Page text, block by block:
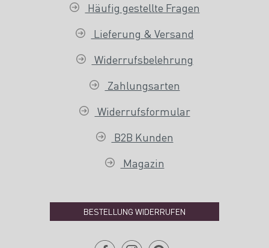
Häufig gestellte Fragen
Lieferung & Versand
Widerrufsbelehrung
Zahlungsarten
Widerrufsformular
B2B Kunden
Magazin
BESTELLUNG WIDERRUFEN